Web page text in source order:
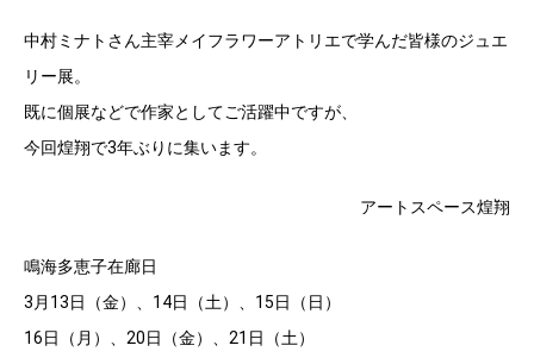
中村ミナトさん主宰メイフラワーアトリエで学んだ皆様のジュエ
リー展。
既に個展などで作家としてご活躍中ですが、
今回煌翔で3年ぶりに集います。
アートスペース煌翔
鳴海多恵子在廊日
3月13日（金）、14日（土）、15日（日）
16日（月）、20日（金）、21日（土）